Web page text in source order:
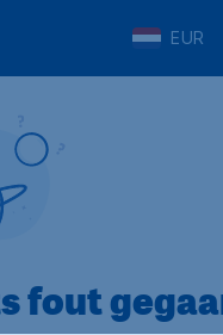
EUR
fout